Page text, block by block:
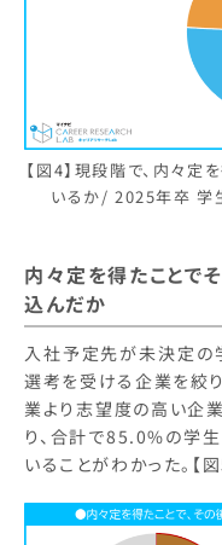
【図4】現段階で、内々
いるか/ 2025年卒 学
内々定を得たことで
込んだか
入社予定先が未決定の
選考を受ける企業を絞
業より志望度の高い企
り、合計で85.0%の学
いることがわかった。【図